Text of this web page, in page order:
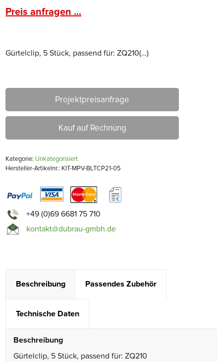
Preis anfragen ...
Gürtelclip, 5 Stück, passend für: ZQ210(…)
Projektpreisanfrage
Kauf auf Rechnung
Kategorie: Unkategorisiert
Hersteller-Artikelnr.: KIT-MPV-BLTCP21-05
+49 (0)69 6681 75 710
kontakt@dubrau-gmbh.de
Beschreibung Passendes Zubehör
Technische Daten
Beschreibung
Gürtelclip, 5 Stück, passend für: ZQ210